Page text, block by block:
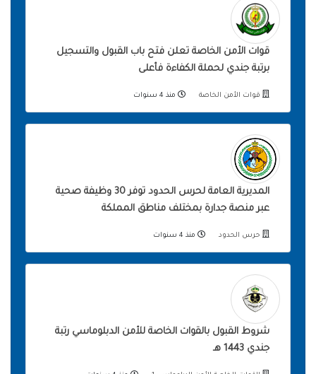
قوات الأمن الخاصة تعلن فتح باب القبول والتسجيل
برتبة جندي لحملة الكفاءة فأعلى
قوات الأمن الخاصة منذ 4 سنوات
المديرية العامة لحرس الحدود توفر 30 وظيفة صحية
عبر منصة جدارة بمختلف مناطق المملكة
حرس الحدود منذ 4 سنوات
شروط القبول بالقوات الخاصة للأمن الدبلوماسي رتبة
جندي 1443 هـ